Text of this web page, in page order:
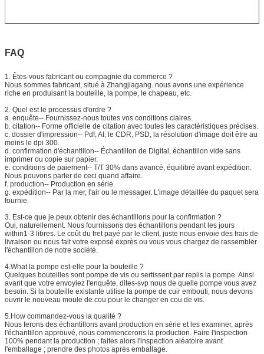
FAQ
1. Êtes-vous fabricant ou compagnie du commerce ?
Nous sommes fabricant, situé à Zhangjiagang. nous avons une expérience
riche en produisant la bouteille, la pompe, le chapeau, etc.
2. Quel est le processus d'ordre ?
a. enquête-- Fournissez-nous toutes vos conditions claires.
b. citation-- Forme officielle de citation avec toutes les caractéristiques précises.
c. dossier d'impression-- Pdf, AI, le CDR, PSD, la résolution d'image doit être au
moins le dpi 300.
d. confirmation d'échantillon-- Échantillon de Digital, échantillon vide sans
imprimer ou copie sur papier.
e. conditions de paiement-- T/T 30% dans avancé, équilibré avant expédition.
Nous pouvons parler de ceci quand affaire.
f. production-- Production en série.
g. expédition-- Par la mer, l'air ou le messager. L'image détaillée du paquet sera
fournie.
3. Est-ce que je peux obtenir des échantillons pour la confirmation ?
Oui, naturellement. Nous fournissons des échantillons pendant les jours
within1-3 libres. Le coût du fret payé par le client, juste nous envoie des frais de
livraison ou nous fait votre exposé exprès ou vous vous chargez de rassembler
l'échantillon de notre société.
4.What la pompe est-elle pour la bouteille ?
Quelques bouteilles sont pompe de vis ou sertissent par replis la pompe. Ainsi
avant que votre envoyiez l'enquête, dites-svp nous de quelle pompe vous avez
besoin. Si la bouteille existante utilise la pompe de cuir embouti, nous devons
ouvrir le nouveau moule de cou pour le changer en cou de vis.
5.How commandez-vous la qualité ?
Nous ferons des échantillons avant production en série et les examiner, après
l'échantillon approuvé, nous commencerons la production. Faire l'inspection
100% pendant la production ; faites alors l'inspection aléatoire avant
l'emballage ; prendre des photos après emballage.